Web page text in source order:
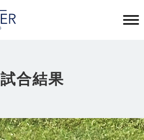
試合結果